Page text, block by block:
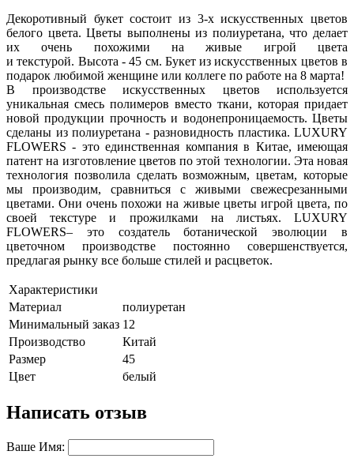
Декоротивный букет состоит из 3-х искусственных цветов
белого цвета. Цветы выполнены из полиуретана, что делает
их очень похожими на живые игрой цвета
и текстурой. Высота - 45 см. Букет из искусственных цветов в
подарок любимой женщине или коллеге по работе на 8 марта!
В производстве искусственных цветов используется
уникальная смесь полимеров вместо ткани, которая придает
новой продукции прочность и водонепроницаемость. Цветы
сделаны из полиуретана - разновидность пластика. LUXURY
FLOWERS - это единственная компания в Китае, имеющая
патент на изготовление цветов по этой технологии. Эта новая
технология позволила сделать возможным, цветам, которые
мы производим, сравниться с живыми свежесрезанными
цветами. Они очень похожи на живые цветы игрой цвета, по
своей текстуре и прожилками на листьях. LUXURY
FLOWERS– это создатель ботанической эволюции в
цветочном производстве постоянно совершенствуется,
предлагая рынку все больше стилей и расцветок.
Характеристики
Материал
полиуретан
Минимальный заказ 12
Производство
Китай
Размер
45
Цвет
белый
Написать отзыв
Ваше Имя: